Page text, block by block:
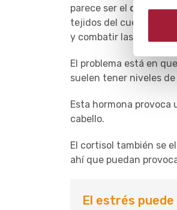
parece ser el cortisol.
tejidos del cuerpo y
y combatir las
El problema está en
suelen tener niveles
Esta hormona provoca
cabello.
El cortisol también se
ahí que puedan
El estrés